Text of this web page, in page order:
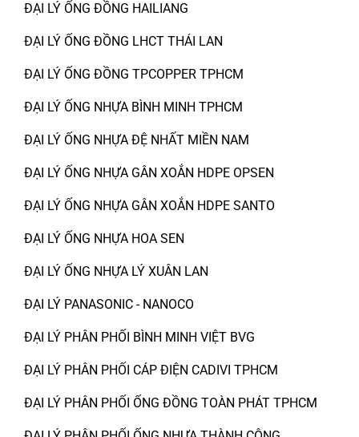
ĐẠI LÝ ỐNG ĐỒNG HAILIANG
ĐẠI LÝ ỐNG ĐỒNG LHCT THÁI LAN
ĐẠI LÝ ỐNG ĐỒNG TPCOPPER TPHCM
ĐẠI LÝ ỐNG NHỰA BÌNH MINH TPHCM
ĐẠI LÝ ỐNG NHỰA ĐỆ NHẤT MIỀN NAM
ĐẠI LÝ ỐNG NHỰA GÂN XOẮN HDPE OPSEN
ĐẠI LÝ ỐNG NHỰA GÂN XOẮN HDPE SANTO
ĐẠI LÝ ỐNG NHỰA HOA SEN
ĐẠI LÝ ỐNG NHỰA LÝ XUÂN LAN
ĐẠI LÝ PANASONIC - NANOCO
ĐẠI LÝ PHÂN PHỐI BÌNH MINH VIỆT BVG
ĐẠI LÝ PHÂN PHỐI CÁP ĐIỆN CADIVI TPHCM
ĐẠI LÝ PHÂN PHỐI ỐNG ĐỒNG TOÀN PHÁT TPHCM